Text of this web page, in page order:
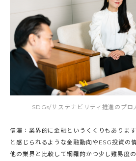
SDGs/サステナビリティ推進のプロ
信澤：業界的に金融というくくりもありま
と感じられるような金融動向やESG投資の
他の業界と比較して網羅的かつ少し難易度